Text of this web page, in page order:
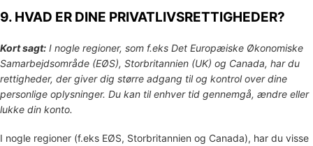
9. HVAD ER DINE PRIVATLIVSRETTIGHEDER?
Kort sagt: I nogle regioner, som f.eks Det Europæiske Økonomiske
Samarbejdsområde (EØS), Storbritannien (UK) og Canada, har du
rettigheder, der giver dig større adgang til og kontrol over dine
personlige oplysninger. Du kan til enhver tid gennemgå, ændre eller
lukke din konto.
I nogle regioner (f.eks EØS, Storbritannien og Canada), har du visse